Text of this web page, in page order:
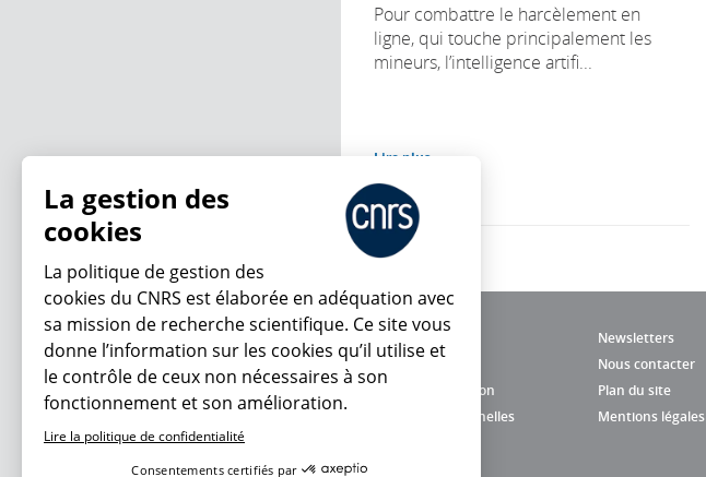
Pour combattre le harcèlement en
ligne, qui touche principalement les
mineurs, l’intelligence artifi...
Lire plus
Newsletters
Nous contacter
Charte d'utilisation
Plan du site
Données personnelles
Mentions légales
En ce moment
La gestion des
cookies
La politique de gestion des
cookies du CNRS est élaborée en adéquation avec
sa mission de recherche scientifique. Ce site vous
donne l’information sur les cookies qu’il utilise et
le contrôle de ceux non nécessaires à son
fonctionnement et son amélioration.
Lire la politique de confidentialité
Consentements certifiés par